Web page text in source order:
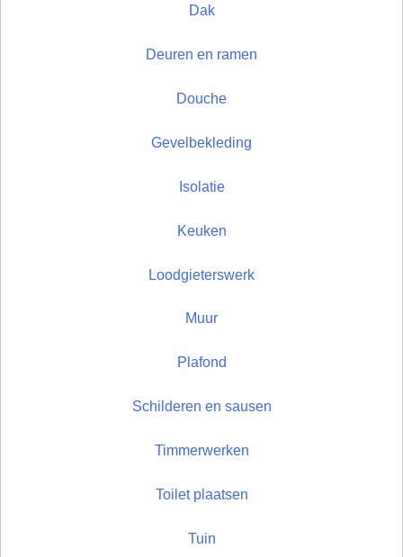
Dak
Deuren en ramen
Douche
Gevelbekleding
Isolatie
Keuken
Loodgieterswerk
Muur
Plafond
Schilderen en sausen
Timmerwerken
Toilet plaatsen
Tuin